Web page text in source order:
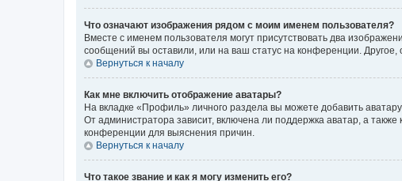
Что означают изображения рядом с моим именем пользователя?
Вместе с именем пользователя могут присутствовать два
сообщений вы оставили, или на ваш статус на конференции. Другое,
Вернуться к началу
Как мне включить отображение аватары?
На вкладке «Профиль» личного раздела вы можете добавить
От администратора зависит, включена ли поддержка аватар, а
конференции для выяснения причин.
Вернуться к началу
Что такое звание и как я могу изменить его?